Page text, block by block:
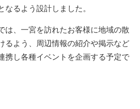
なるよう設計しました。
は、一宮を訪れたお客様に地域の散
るよう、周辺情報の紹介や掲示など
携し各種イベントを企画する予定で